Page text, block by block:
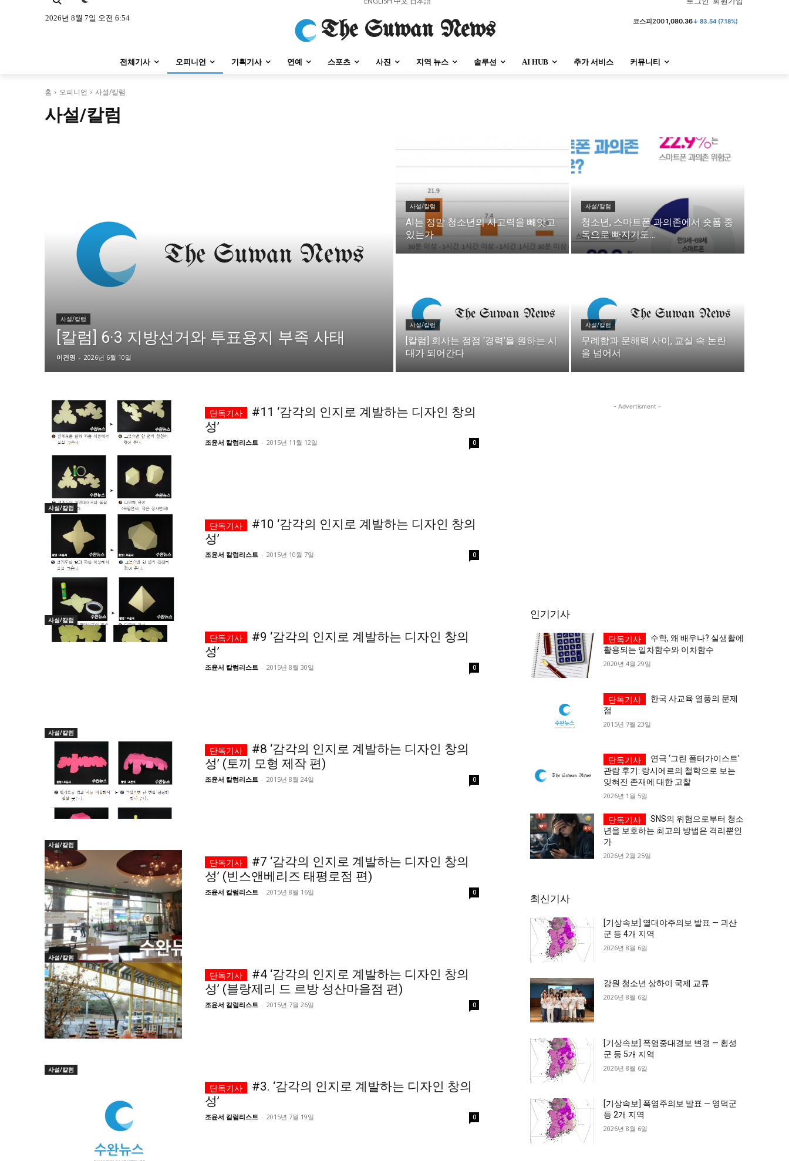
시 문학 (문학산책)
경상지역 전라지역 제주지역 부산/울산 대전지역 지방정가
자유게시판 미니게임
멤버십 소개 이니셔티브 커리어 기자단 참여 저널리즘 바이브 출판서비스 스위프트 하이브 라라프레스
시 문학 (문학산책)
경상지역 전라지역 제주지역 부산/울산 대전지역 지방정가
자유게시판 미니게임
멤버십 소개 이니셔티브 커리어 기자단 참여 저널리즘 바이브 출판서비스 스위프트 하이브 라라프레스
2026년 8월 7일 오전 6:54
The Suwan News 코스피2001,080.36↓ 83.54 (7.18%)
전체기사 오피니언 기획기사 연예 스포츠 사진 지역 뉴스 솔루션 AI HUB 추가 서비스 커뮤니티
홈 오피니언 사설/칼럼
사설/칼럼
사설/칼럼
[칼럼] 6·3 지방선거와 투표용지 부족 사태
이건영 - 2026년 6월 10일
사설/칼럼
AI는 정말 청소년의 사고력을 빼앗고
있는가
사설/칼럼
청소년, 스마트폰 과의존에서 숏폼 중
독으로 빠지기도…
사설/칼럼
[칼럼] 회사는 점점 ‘경력’을 원하는 시
대가 되어간다
사설/칼럼
무례함과 문해력 사이, 교실 속 논란
을 넘어서
사설/칼럼
#11 ‘감각의 인지로 계발하는 디자인 창의
성’
조윤서 칼럼리스트 - 2015년 11월 12일 0
사설/칼럼
#10 ‘감각의 인지로 계발하는 디자인 창의
성’
조윤서 칼럼리스트 - 2015년 10월 7일 0
사설/칼럼
#9 ‘감각의 인지로 계발하는 디자인 창의
성’
조윤서 칼럼리스트 - 2015년 8월 30일 0
사설/칼럼
#8 ‘감각의 인지로 계발하는 디자인 창의
성’ (토끼 모형 제작 편)
조윤서 칼럼리스트 - 2015년 8월 24일 0
사설/칼럼
#7 ‘감각의 인지로 계발하는 디자인 창의
성’ (빈스앤베리즈 태평로점 편)
조윤서 칼럼리스트 - 2015년 8월 16일 0
사설/칼럼
#4 ‘감각의 인지로 계발하는 디자인 창의
성’ (블랑제리 드 르방 성산마을점 편)
조윤서 칼럼리스트 - 2015년 7월 26일 0
#3. ‘감각의 인지로 계발하는 디자인 창의
성’
조윤서 칼럼리스트 - 2015년 7월 19일 0
- Advertisment -
인기기사
수학, 왜 배우나? 실생활에
활용되는 일차함수와 이차함수
2020년 4월 29일
한국 사교육 열풍의 문제
점
2015년 7월 23일
연극 ‘그린 폴터가이스트’
관람 후기: 랑시에르의 철학으로 보는
잊혀진 존재에 대한 고찰
2026년 1월 5일
SNS의 위험으로부터 청소
년을 보호하는 최고의 방법은 격리뿐인
가
2026년 2월 25일
최신기사
[기상속보] 열대야주의보 발표 — 괴산
군 등 4개 지역
2026년 8월 6일
강원 청소년 상하이 국제 교류
2026년 8월 6일
[기상속보] 폭염중대경보 변경 — 횡성
군 등 5개 지역
2026년 8월 6일
[기상속보] 폭염주의보 발표 — 영덕군
등 2개 지역
2026년 8월 6일